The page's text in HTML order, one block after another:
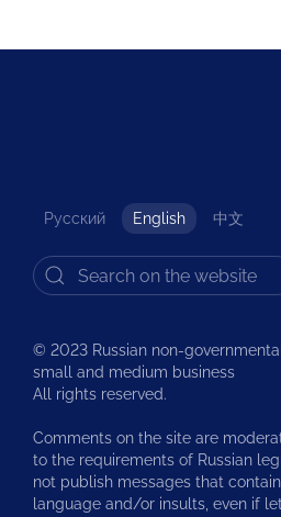
Русский English 中文
© 2023 Russian non-
small and medium business
All rights reserved.
Comments on the site are
to the requirements of Russian
not publish messages that
language and/or insults, even if